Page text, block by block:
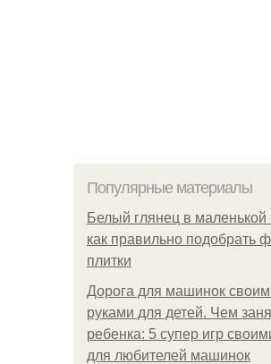
Популярные материалы
Белый глянец в маленькой
как правильно подобрать
плитки
Дорога для машинок
руками для детей. Чем
ребенка: 5 супер игр
для любителей машинок